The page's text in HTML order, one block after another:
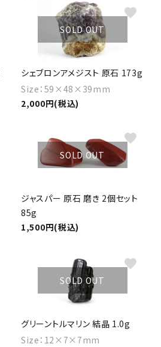
SOLD OUT
シェブロンアメジスト 原石 173g
Size：59×48×39mm
2,000円(税込)
favorite
SOLD OUT
ジャスパー 原石 磨き 2個セット
85g
1,500円(税込)
favorite
SOLD OUT
グリーントルマリン 結晶 1.0g
Size：12×7×7mm
favorite